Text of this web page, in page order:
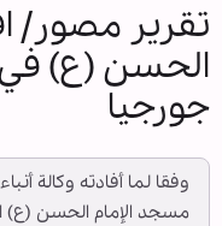
تقرير مصور/
الحسن (ع) في
جورجيا
وفقا لما أفادته وكالة
مسجد الإمام الحسن (ع)